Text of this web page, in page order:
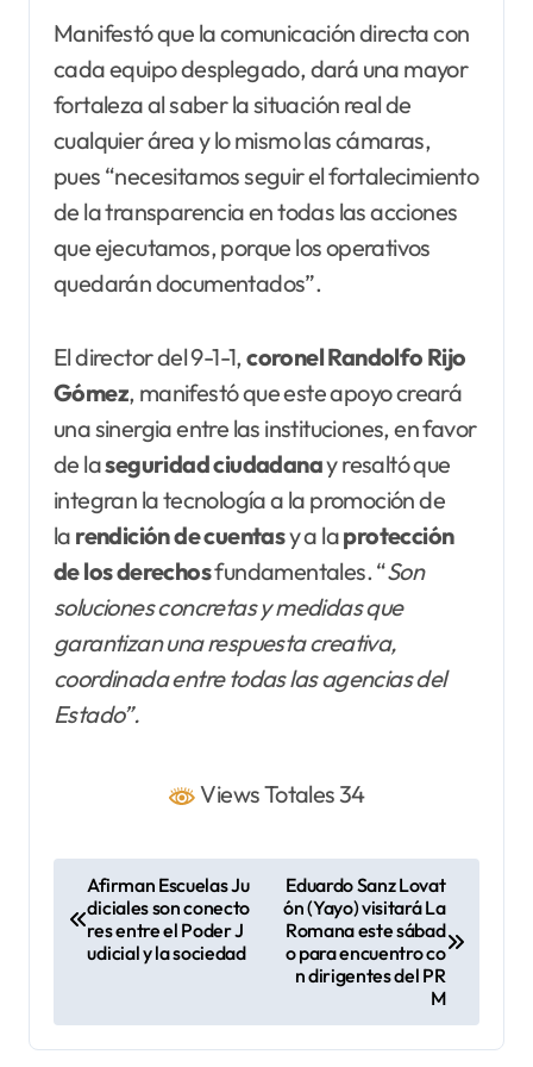
Manifestó que la comunicación directa con
cada equipo desplegado, dará una mayor
fortaleza al saber la situación real de
cualquier área y lo mismo las cámaras,
pues “necesitamos seguir el fortalecimiento
de la transparencia en todas las acciones
que ejecutamos, porque los operativos
quedarán documentados”.
El director del 9-1-1,coronel Randolfo Rijo
Gómez, manifestó que este apoyo creará
una sinergia entre las instituciones, en favor
de laseguridad ciudadanay resaltó que
integran la tecnología a la promoción de
la rendición de cuentasy a laprotección
de los derechosfundamentales. “Son
soluciones concretas y medidas que
garantizan una respuesta creativa,
coordinada entre todas las agencias del
Estado”.
Views Totales 34
g
Afirman Escuelas Ju
diciales son conecto
res entre el Poder J
udicial y la sociedad
Eduardo Sanz Lovat
ón (Yayo) visitará La
Romana este sábad
o para encuentro co
n dirigentes del PR
M